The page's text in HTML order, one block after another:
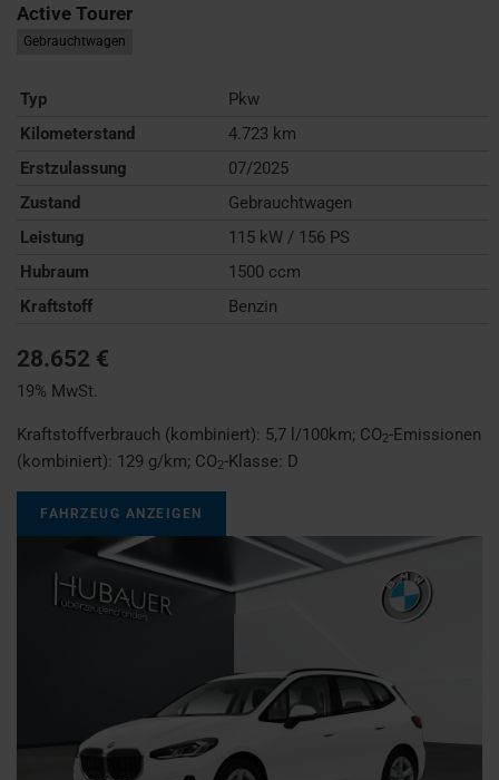
Active Tourer
Gebrauchtwagen
Typ
Pkw
Kilometerstand
4.723 km
Erstzulassung
07/2025
Zustand
Gebrauchtwagen
Leistung
115 kW / 156 PS
Hubraum
1500 ccm
Kraftstoff
Benzin
28.652 €
19% MwSt.
Kraftstoffverbrauch (kombiniert): 5,7 l/100km; CO2-Emissionen
(kombiniert): 129 g/km; CO2-Klasse: D
FAHRZEUG ANZEIGEN